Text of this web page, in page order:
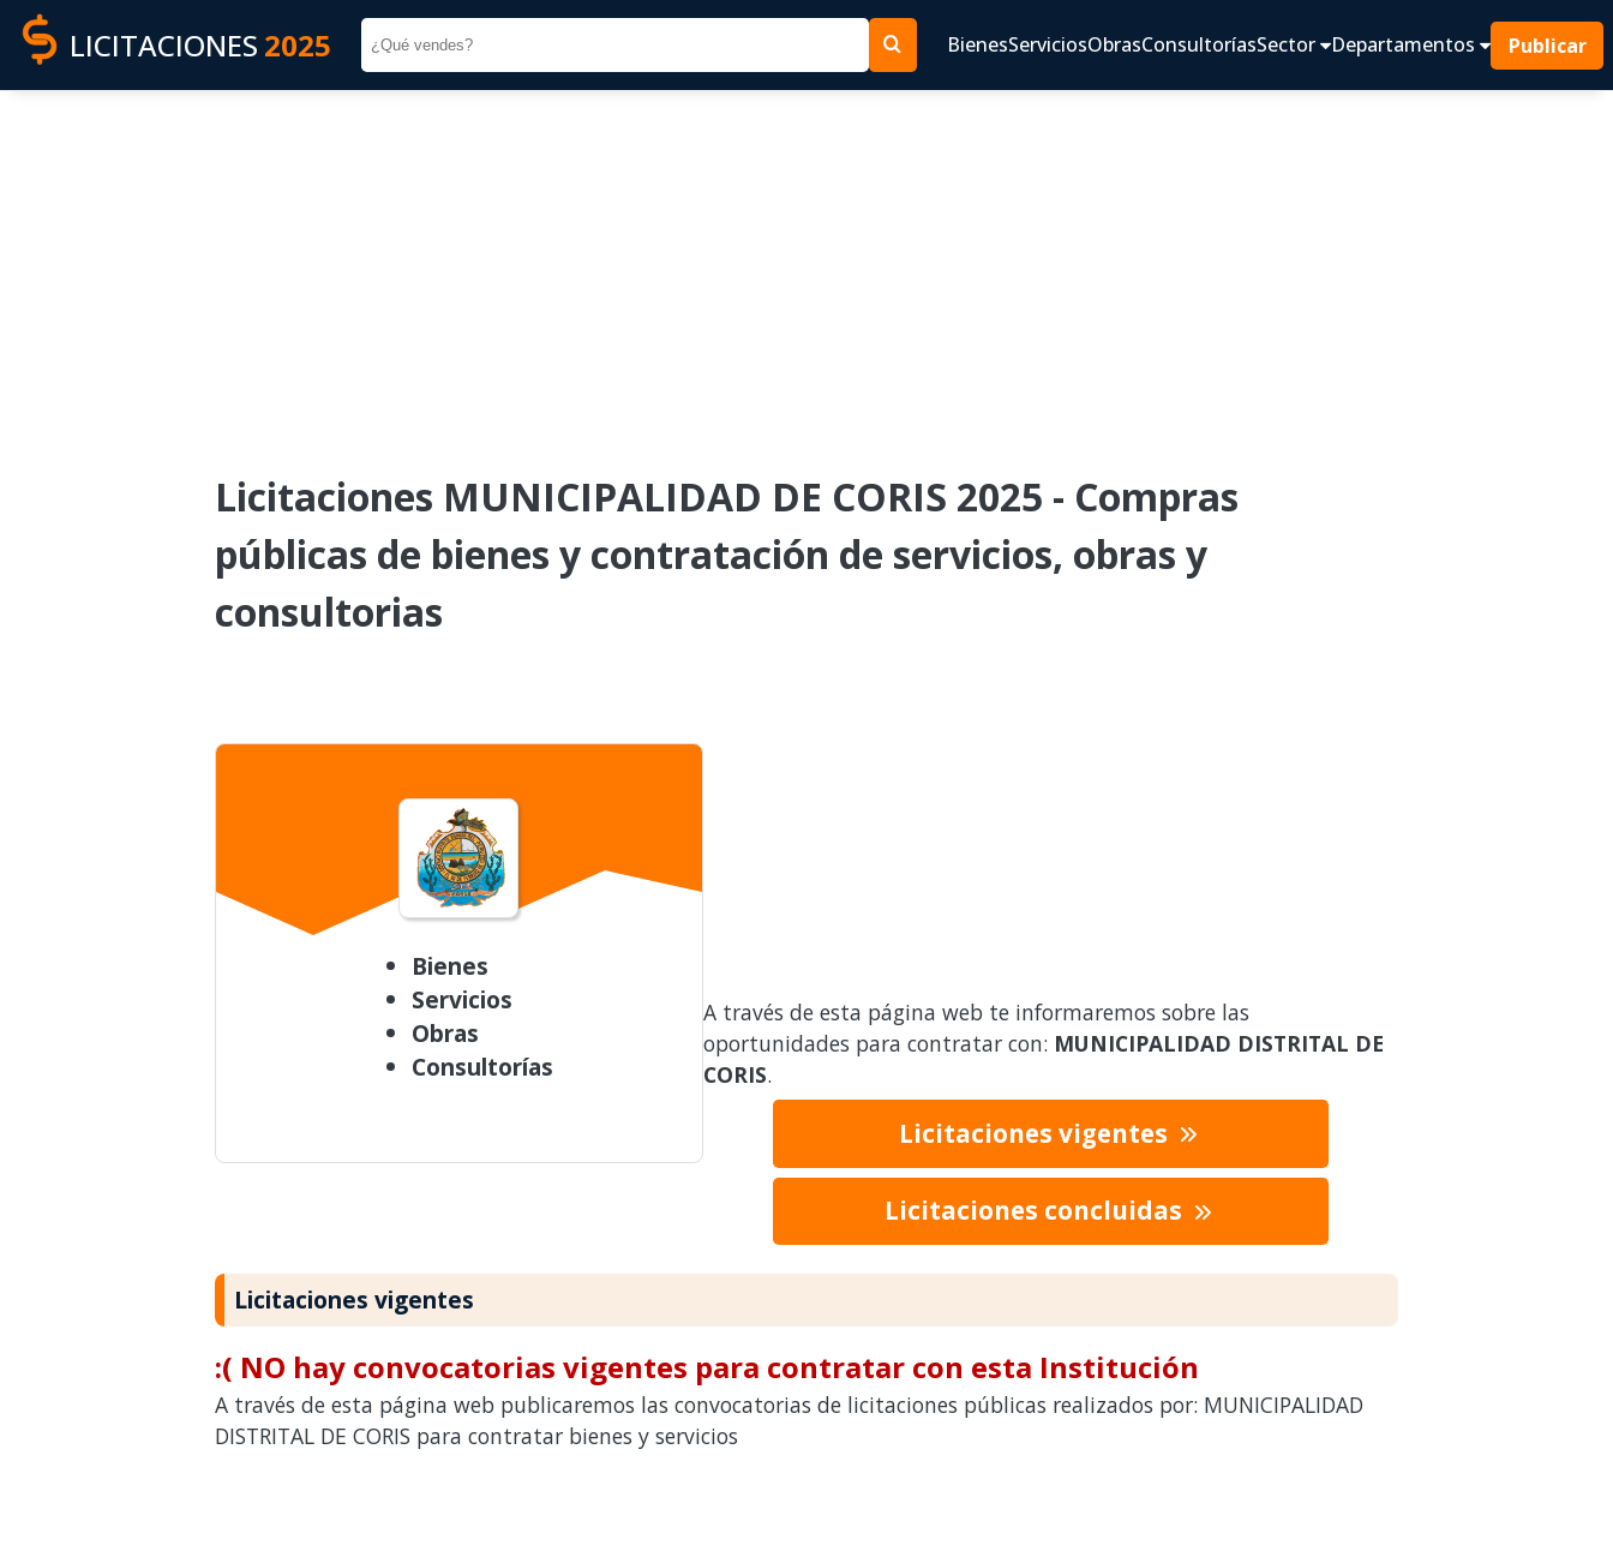
LICITACIONES 2025 BienesServiciosObrasConsultoríasSector Departamentos Publicar
Licitaciones MUNICIPALIDAD DE CORIS 2025 - Compras
públicas de bienes y contratación de servicios, obras y
consultorias
Bienes
Servicios
Obras
Consultorías
A través de esta página web te informaremos sobre las
oportunidades para contratar con: MUNICIPALIDAD DISTRITAL DE
CORIS.
Licitaciones vigentes
Licitaciones concluidas
Licitaciones vigentes
:( NO hay convocatorias vigentes para contratar con esta Institución
A través de esta página web publicaremos las convocatorias de licitaciones públicas realizados por: MUNICIPALIDAD
DISTRITAL DE CORIS para contratar bienes y servicios